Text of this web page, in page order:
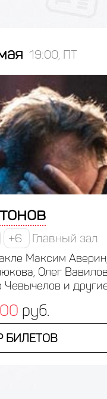
19:00, ПТ
+6 Главный зал
Максим
Олег
и
руб.
БИЛЕТОВ